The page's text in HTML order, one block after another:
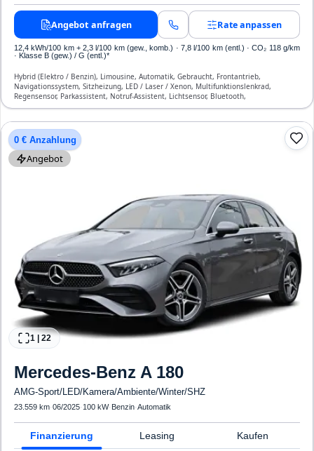
Angebot anfragen Rate anpassen
12,4 kWh/100 km + 2,3 l/100 km (gew., komb.) · 7,8 l/100 km (entl.) · CO₂ 118 g/km
· Klasse B (gew.) / G (entl.)*
Hybrid (Elektro / Benzin), Limousine, Automatik, Gebraucht, Frontantrieb,
Navigationssystem, Sitzheizung, LED / Laser / Xenon, Multifunktionslenkrad,
Regensensor, Parkassistent, Notruf-Assistent, Lichtsensor, Bluetooth,
Freisprecheinrichtung, Verkehrszeichen-Erkennung, ESP, ABS, Klimaautomatik,
0 € Anzahlung
Angebot
1 22
Mercedes-Benz A 180
AMG-Sport/LED/Kamera/Ambiente/Winter/SHZ
23.559 km·06/2025· 100 kW· Benzin·Automatik
Finanzierung Leasing Kaufen